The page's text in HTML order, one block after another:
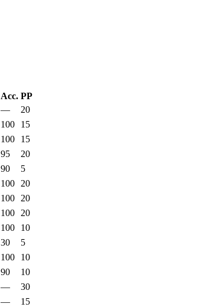
Acc. PP
—
20
100
15
100
15
95
20
90
5
100
20
100
20
100
20
100
10
30
5
100
10
90
10
—
30
—
15